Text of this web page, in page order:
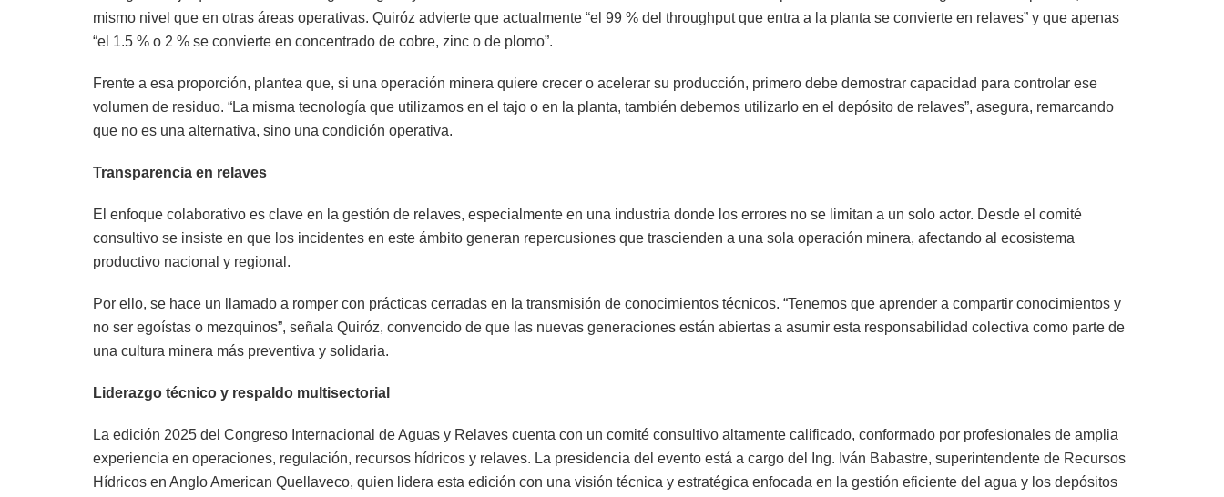
mismo nivel que en otras áreas operativas. Quiróz advierte que actualmente “el 99 % del throughput que entra a la planta se convierte en relaves” y que apenas
“el 1.5 % o 2 % se convierte en concentrado de cobre, zinc o de plomo”.
Frente a esa proporción, plantea que, si una operación minera quiere crecer o acelerar su producción, primero debe demostrar capacidad para controlar ese
volumen de residuo. “La misma tecnología que utilizamos en el tajo o en la planta, también debemos utilizarlo en el depósito de relaves”, asegura, remarcando
que no es una alternativa, sino una condición operativa.
Transparencia en relaves
El enfoque colaborativo es clave en la gestión de relaves, especialmente en una industria donde los errores no se limitan a un solo actor. Desde el comité
consultivo se insiste en que los incidentes en este ámbito generan repercusiones que trascienden a una sola operación minera, afectando al ecosistema
productivo nacional y regional.
Por ello, se hace un llamado a romper con prácticas cerradas en la transmisión de conocimientos técnicos. “Tenemos que aprender a compartir conocimientos y
no ser egoístas o mezquinos”, señala Quiróz, convencido de que las nuevas generaciones están abiertas a asumir esta responsabilidad colectiva como parte de
una cultura minera más preventiva y solidaria.
Liderazgo técnico y respaldo multisectorial
La edición 2025 del Congreso Internacional de Aguas y Relaves cuenta con un comité consultivo altamente calificado, conformado por profesionales de amplia
experiencia en operaciones, regulación, recursos hídricos y relaves. La presidencia del evento está a cargo del Ing. Iván Babastre, superintendente de Recursos
Hídricos en Anglo American Quellaveco, quien lidera esta edición con una visión técnica y estratégica enfocada en la gestión eficiente del agua y los depósitos